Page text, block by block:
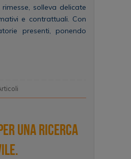
solleva delicate
e contrattuali. Con
presenti, ponendo
una ricerca